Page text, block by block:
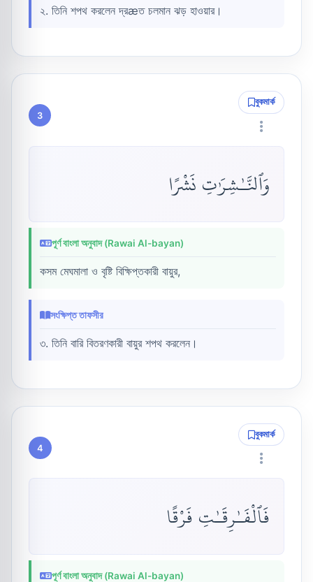
২. তিনি শপথ করলেন দ্রæত চলমান ঝড় হাওয়ার।
3
বুকমার্ক
وَٱلنَّـٰشِرَٰتِ نَشْرًا
পূর্ণ বাংলা অনুবাদ (Rawai Al-bayan)
কসম মেঘমালা ও বৃষ্টি বিক্ষিপ্তকারী বায়ুর,
সংক্ষিপ্ত তাফসীর
৩. তিনি বারি বিতরণকারী বায়ুর শপথ করলেন।
4
বুকমার্ক
فَٱلْفَـٰرِقَـٰتِ فَرْقًا
পূর্ণ বাংলা অনুবাদ (Rawai Al-bayan)